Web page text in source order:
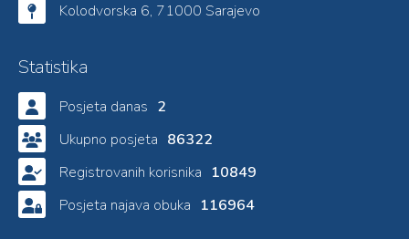
Kolodvorska 6, 71000 Sarajevo
Statistika
Posjeta danas 2
Ukupno posjeta 86322
Registrovanih korisnika 10849
Posjeta najava obuka 116964